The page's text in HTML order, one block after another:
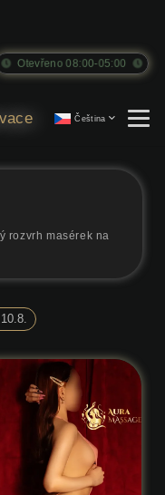
Otevřeno 08:00-05:00
Čeština
rozvrh masérek na
10.8.